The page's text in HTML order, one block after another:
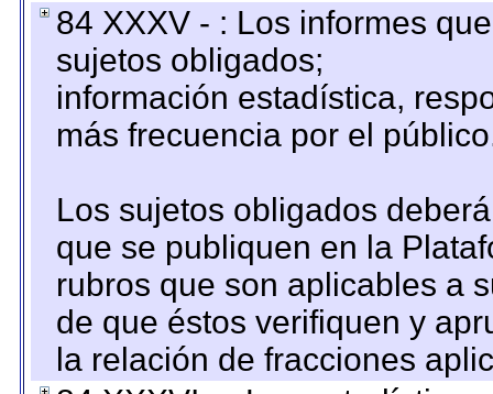
84 XXXV - : Los informes
sujetos obligados;
información estadística,
más frecuencia por el
Los sujetos obligados
que se publiquen en la
rubros que son aplicables a
de que éstos verifiquen y
la relación de fracciones